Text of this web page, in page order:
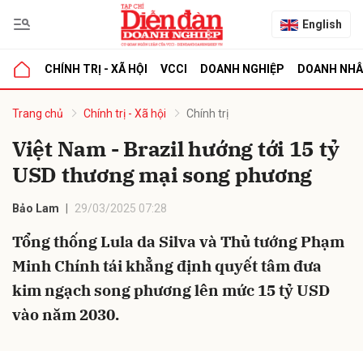
English
CHÍNH TRỊ - XÃ HỘI VCCI DOANH NGHIỆP DOANH
Trang chủ Chính trị - Xã hội Chính trị
Việt Nam - Brazil hướng tới 15 tỷ
USD thương mại song phương
Bảo Lam 29/03/2025 07:28
Tổng thống Lula da Silva và Thủ tướng Phạm
Minh Chính tái khẳng định quyết tâm đưa
kim ngạch song phương lên mức 15 tỷ USD
vào năm 2030.
luận
Hủy